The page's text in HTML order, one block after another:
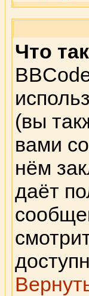
Что
(вы
вами
нём
даёт